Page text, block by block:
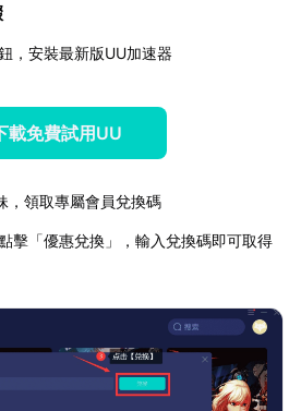
，安裝最新版UU加速器
載免費試用UU
，領取專屬會員兌換碼
擊「優惠兌換」，輸入兌換碼即可取得